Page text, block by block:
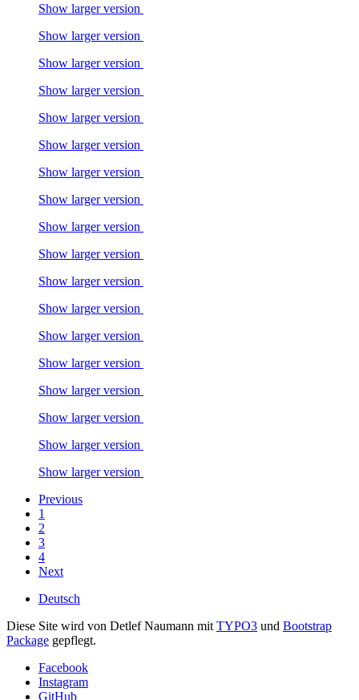
Show larger version
Show larger version
Show larger version
Show larger version
Show larger version
Show larger version
Show larger version
Show larger version
Show larger version
Show larger version
Show larger version
Show larger version
Show larger version
Show larger version
Show larger version
Show larger version
Show larger version
Show larger version
Previous
1
2
3
4
Next
Deutsch
Diese Site wird von Detlef Naumann mit TYPO3 und Bootstrap
Package gepflegt.
Facebook
Instagram
GitHub